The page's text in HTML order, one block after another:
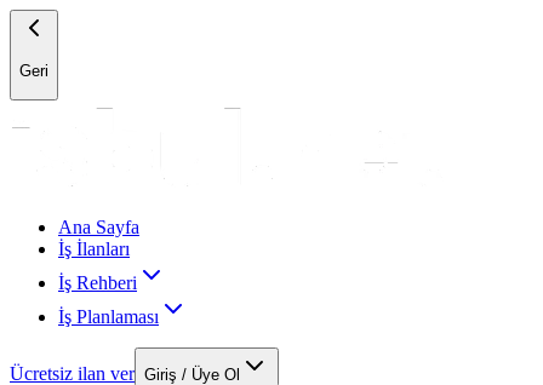
Geri
Ana Sayfa
İş İlanları
İş Rehberi
İş Planlaması
Ücretsiz ilan ver Giriş / Üye Ol